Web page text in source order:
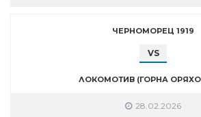
ЧЕРНОМОРЕЦ 1919
VS
ЛОКОМОТИВ (ГОРНА
28.02.2026